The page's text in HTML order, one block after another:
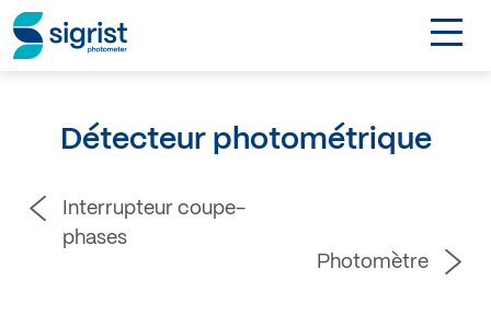
Login
Détecteur photométrique
Interrupteur coupe-
phases
Photomètre